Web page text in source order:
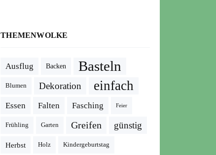
THEMENWOLKE
Ausflug Backen Basteln
Blumen Dekoration einfach
Essen Falten Fasching Feier
Frühling Garten Greifen günstig
Herbst Holz Kindergeburtstag